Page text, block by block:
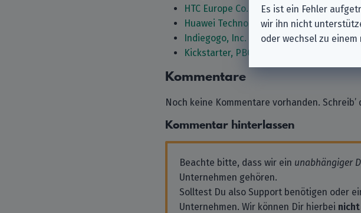
HTC Europe Co. Ltd
Huawei Technologies Co. Ltd.
Indiegogo, Inc.
Kickstarter, PBC
Kommentare
Noch keine Kommentare vorhanden. Schreib’
Kommentar hinterlassen
Beachte bitte, dass wir ein unabhängiger
Unternehmen gehören.
Solltest Du also Support benötigen oder
Unternehmen. Wir können Dir hierbei nicht
Es ist ein Fehler
wir ihn nicht
oder wechsel zu einem